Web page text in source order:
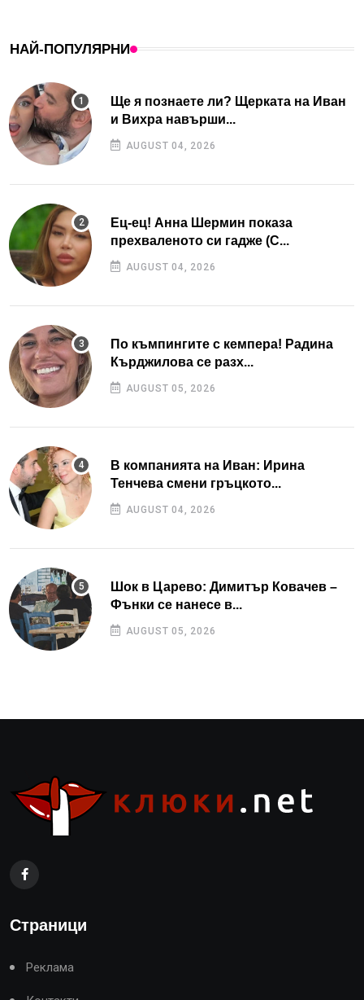
НАЙ-ПОПУЛЯРНИ
Ще я познаете ли? Щерката на Иван
и Вихра навърши...
AUGUST 04, 2026
Ец-ец! Анна Шермин показа
прехваленото си гадже (С...
AUGUST 04, 2026
По къмпингите с кемпера! Радина
Кърджилова се разх...
AUGUST 05, 2026
В компанията на Иван: Ирина
Тенчева смени гръцкото...
AUGUST 04, 2026
Шок в Царево: Димитър Ковачев –
Фънки се нанесе в...
AUGUST 05, 2026
Страници
Реклама